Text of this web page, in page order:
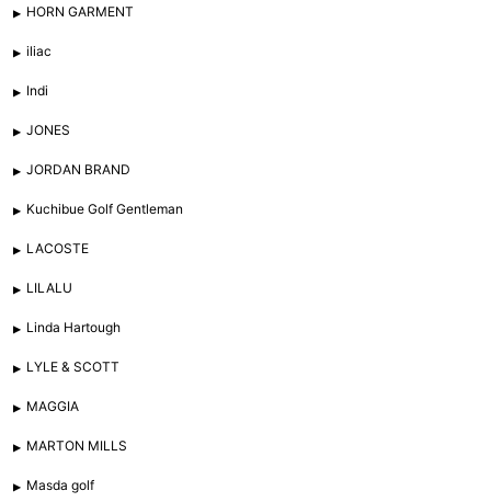
HORN GARMENT
iliac
Indi
JONES
JORDAN BRAND
Kuchibue Golf Gentleman
LACOSTE
LILALU
Linda Hartough
LYLE & SCOTT
MAGGIA
MARTON MILLS
Masda golf